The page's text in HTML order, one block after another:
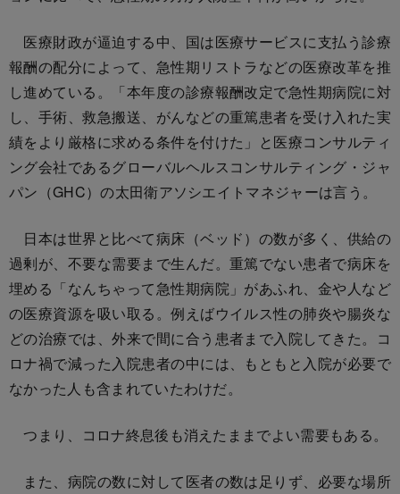
医療財政が逼迫する中、国は医療サービスに支払う診療
報酬の配分によって、急性期リストラなどの医療改革を推
し進めている。「本年度の診療報酬改定で急性期病院に対
し、手術、救急搬送、がんなどの重篤患者を受け入れた実
績をより厳格に求める条件を付けた」と医療コンサルティ
ング会社であるグローバルヘルスコンサルティング・ジャ
パン（GHC）の太田衛アソシエイトマネジャーは言う。
日本は世界と比べて病床（ベッド）の数が多く、供給の
過剰が、不要な需要まで生んだ。重篤でない患者で病床を
埋める「なんちゃって急性期病院」があふれ、金や人など
の医療資源を吸い取る。例えばウイルス性の肺炎や腸炎な
どの治療では、外来で間に合う患者まで入院してきた。コ
ロナ禍で減った入院患者の中には、もともと入院が必要で
なかった人も含まれていたわけだ。
つまり、コロナ終息後も消えたままでよい需要もある。
また、病院の数に対して医者の数は足りず、必要な場所